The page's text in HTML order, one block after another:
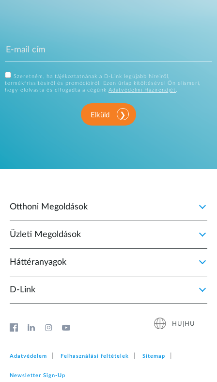
Szeretném, ha tájékoztatnának a D-Link legújabb híreiről,
termékfrissítésiről és promócióiról. Ezen űrlap kitöltésével Ön elismeri,
hogy elolvasta és elfogadta a cégünk Adatvédelmi Házirendjét.
Elküld
Otthoni Megoldások
Üzleti Megoldások
Háttéranyagok
D‑Link
HU|HU
Adatvédelem Felhasználási feltételek Sitemap
Newsletter Sign‑Up